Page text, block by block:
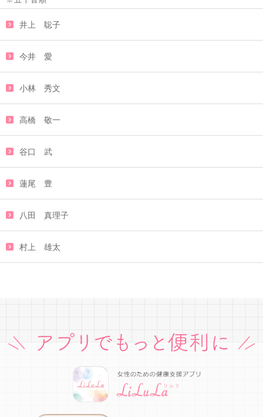
井上 聡子
今井 愛
小林 秀文
高橋 敬一
谷口 武
蓮尾 豊
八田 真理子
村上 雄太